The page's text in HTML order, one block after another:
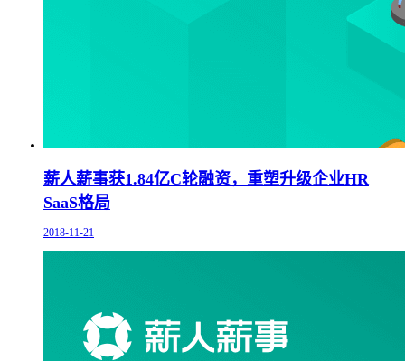
薪人薪事获1.84亿C轮融资，重塑升级企业HR
SaaS格局
2018-11-21